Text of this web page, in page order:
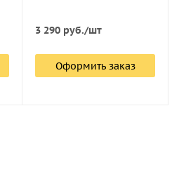
3 290 руб./шт
Оформить заказ